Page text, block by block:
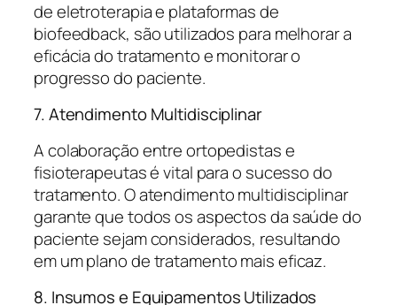
de eletroterapia e plataformas de
biofeedback, são utilizados para melhorar a
eficácia do tratamento e monitorar o
progresso do paciente.
7. Atendimento Multidisciplinar
A colaboração entre ortopedistas e
fisioterapeutas é vital para o sucesso do
tratamento. O atendimento multidisciplinar
garante que todos os aspectos da saúde do
paciente sejam considerados, resultando
em um plano de tratamento mais eficaz.
8. Insumos e Equipamentos Utilizados